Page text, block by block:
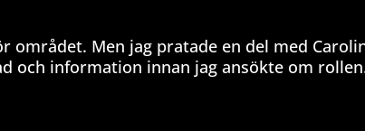
området. Men jag pratade en del med
och information innan jag ansökte om